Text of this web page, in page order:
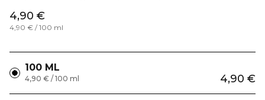
4,90 €
4,90 € / 100 ml
100 ML
4,90 €
4,90 € / 100 ml